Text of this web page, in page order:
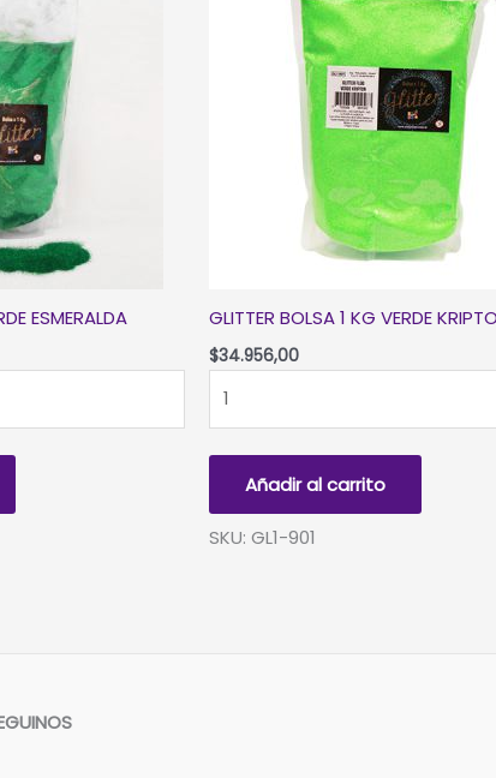
ESMERALDA GLITTER BOLSA 1 KG VERDE
$34.956,00
BOLSA
VERDE
KRIPTON
Añadir al carrito
SKU: GL1-901